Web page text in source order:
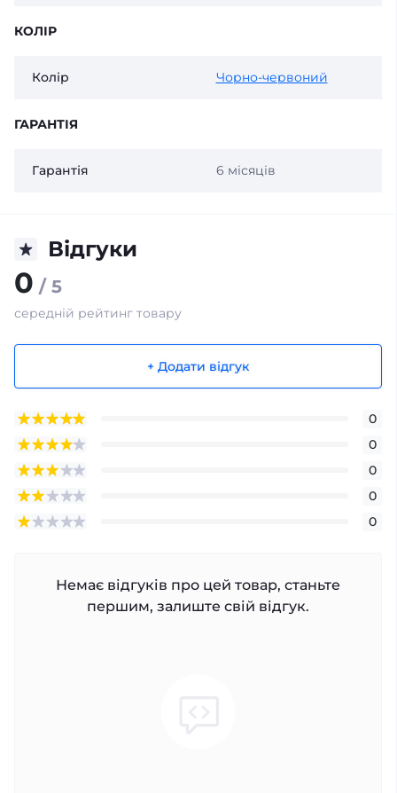
КОЛІР
Колір Чорно-червоний
ГАРАНТІЯ
Гарантія 6 місяців
Відгуки
0 / 5
середній рейтинг товару
+ Додати відгук
0
0
0
0
0
Немає відгуків про цей товар, станьте
першим, залиште свій відгук.